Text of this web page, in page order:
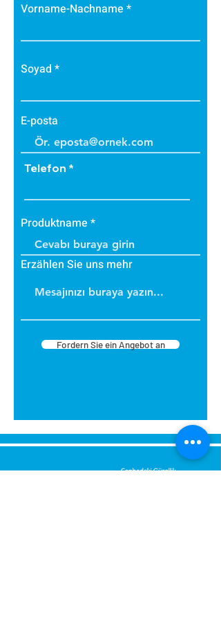
Vorname-Nachname
Soyad
E-posta
Telefon
Produktname
Erzählen Sie uns mehr
Fordern Sie ein Angebot an